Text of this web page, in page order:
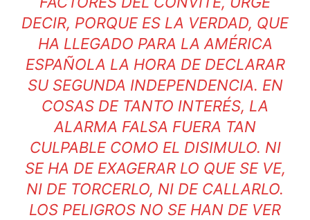
DECIR, PORQUE ES LA VERDAD, QUE
HA LLEGADO PARA LA AMÉRICA
ESPAÑOLA LA HORA DE DECLARAR
SU SEGUNDA INDEPENDENCIA. EN
COSAS DE TANTO INTERÉS, LA
ALARMA FALSA FUERA TAN
CULPABLE COMO EL DISIMULO. NI
SE HA DE EXAGERAR LO QUE SE VE,
NI DE TORCERLO, NI DE CALLARLO.
LOS PELIGROS NO SE HAN DE VER